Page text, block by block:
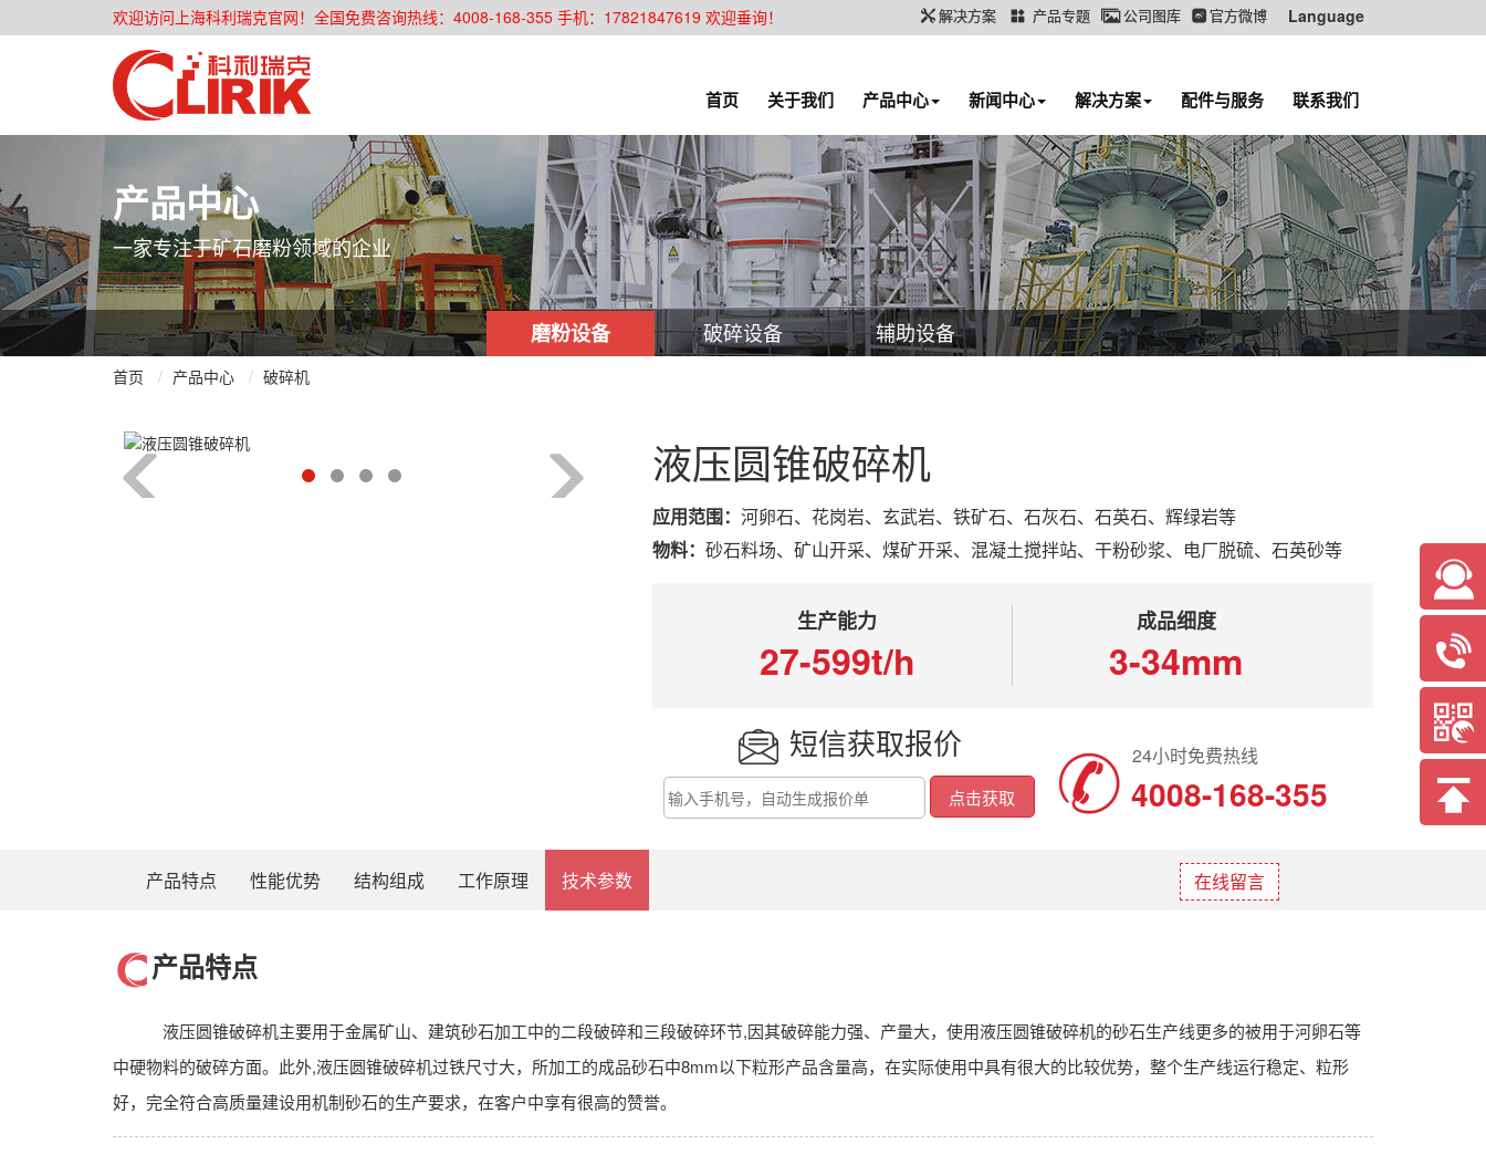
欢迎访问上海科利瑞克官网！全国免费咨询热线：4008-168-355 手机：17821847619 欢迎垂询！ 解决方案 产品专题 公司图库 官方微博 Language
首页 关于我们 产品中心 新闻中心 解决方案 配件与服务 联系我们
产品中心
一家专注于矿石磨粉领域的企业
磨粉设备 破碎设备 辅助设备
首页 产品中心 破碎机
液压圆锥破碎机
应用范围： 河卵石、花岗岩、玄武岩、铁矿石、石灰石、石英石、辉绿岩等
物料： 砂石料场、矿山开采、煤矿开采、混凝土搅拌站、干粉砂浆、电厂脱硫、石英砂等
生产能力
27-599t/h
成品细度
3-34mm
短信获取报价
4008-168-355
产品特点 性能优势 结构组成 工作原理 技术参数 在线留言
产品特点
液压圆锥破碎机主要用于金属矿山、建筑砂石加工中的二段破碎和三段破碎环节,因其破碎能力强、产量大，使用液压圆锥破碎机的砂石生产线更多的被用于河卵石等
中硬物料的破碎方面。此外,液压圆锥破碎机过铁尺寸大，所加工的成品砂石中8mm以下粒形产品含量高，在实际使用中具有很大的比较优势，整个生产线运行稳定、粒形
好，完全符合高质量建设用机制砂石的生产要求，在客户中享有很高的赞誉。



